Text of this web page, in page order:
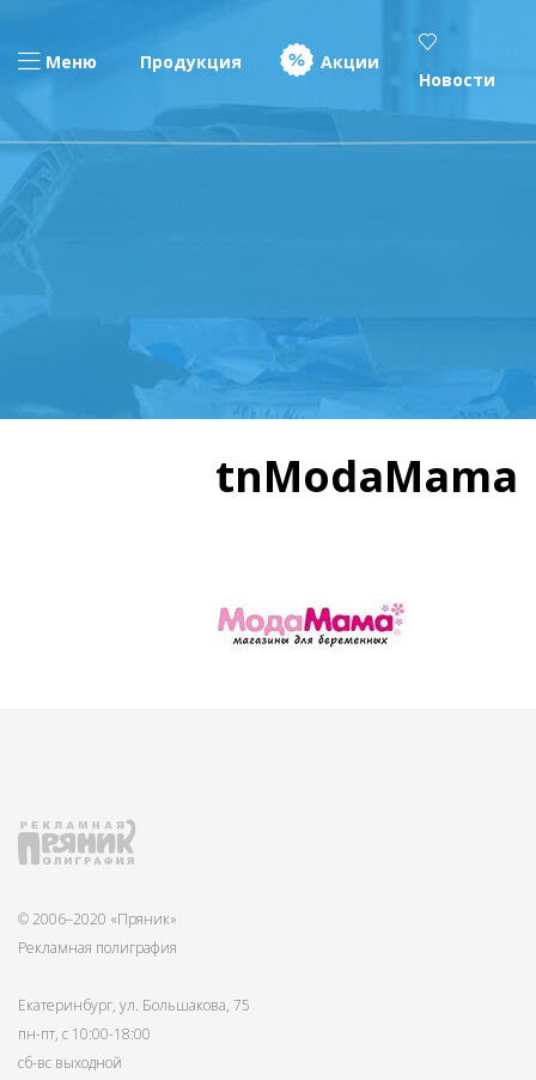
Меню Продукция
Акции
Новости
tnModaMama
© 2006–2020 «Пряник»
Рекламная полиграфия
Екатеринбург, ул. Большакова, 75
пн-пт, с 10:00-18:00
сб-вс выходной